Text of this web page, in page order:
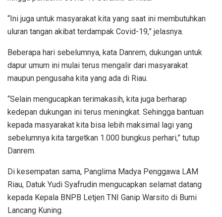
“Ini juga untuk masyarakat kita yang saat ini membutuhkan
uluran tangan akibat terdampak Covid-19,” jelasnya.
Beberapa hari sebelumnya, kata Danrem, dukungan untuk
dapur umum ini mulai terus mengalir dari masyarakat
maupun pengusaha kita yang ada di Riau.
“Selain mengucapkan terimakasih, kita juga berharap
kedepan dukungan ini terus meningkat. Sehingga bantuan
kepada masyarakat kita bisa lebih maksimal lagi yang
sebelumnya kita targetkan 1.000 bungkus perhari,” tutup
Danrem.
Di kesempatan sama, Panglima Madya Penggawa LAM
Riau, Datuk Yudi Syafrudin mengucapkan selamat datang
kepada Kepala BNPB Letjen TNI Ganip Warsito di Bumi
Lancang Kuning.